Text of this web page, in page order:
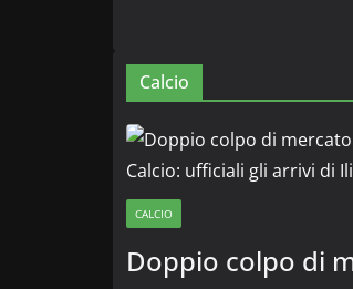
Calcio
CALCIO
Doppio colpo di